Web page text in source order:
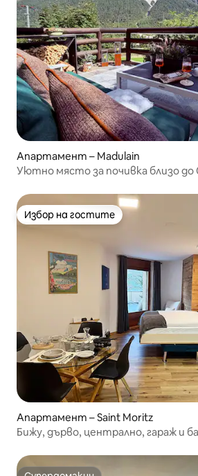
Апартамент – Madulain
Уютно място за почивка близо до
Избор на гостите
Избор на гостите
Апартамент – Saint Moritz
Бижу, дърво, централно, гараж и